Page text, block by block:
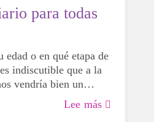
para todas
o en qué etapa de
indiscutible que a la
vendría bien un
salud física, mental y
Lee más